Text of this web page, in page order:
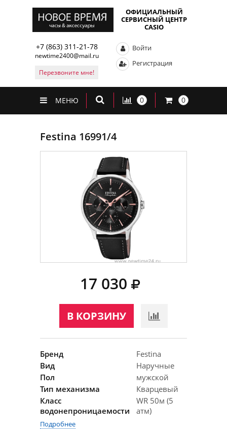
ОФИЦИАЛЬНЫЙ
СЕРВИСНЫЙ ЦЕНТР
CASIO
+7 (863) 311-21-78
newtime2400@mail.ru
Перезвоните мне!
Войти
Регистрация
МЕНЮ 0 0
Festina 16991/4
17 030
В КОРЗИНУ
Бренд
Festina
Вид
Наручные
Пол
мужской
Тип механизма
Кварцевый
Класс
водонепроницаемости
WR 50м (5
атм)
Подробнее